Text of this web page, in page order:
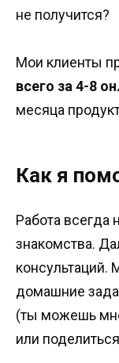
не получится?
Мои клиенты
всего за 4-8
месяца
Как я
Работа всегда
знакомства.
домашние
(ты можешь
или